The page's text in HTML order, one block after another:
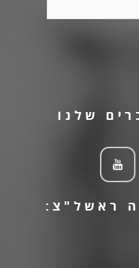
שלנו
ראשל"צ: